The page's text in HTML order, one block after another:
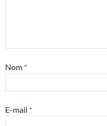
Nom *
E-mail *